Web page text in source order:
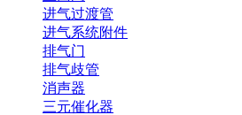
进气过渡管
进气系统附件
排气门
排气歧管
消声器
三元催化器